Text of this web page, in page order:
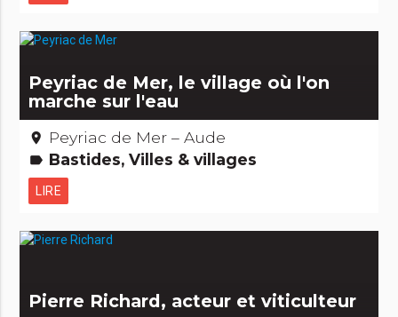
Peyriac de Mer, le village où l'on
marche sur l'eau
place Peyriac de Mer – Aude
label Bastides, Villes & villages
LIRE
Pierre Richard, acteur et viticulteur